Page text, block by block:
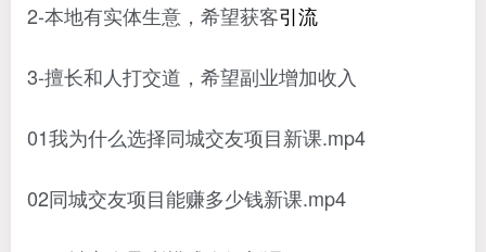
2-本地有实体生意，希望获客引流
3-擅长和人打交道，希望副业增加收入
01我为什么选择同城交友项目新课.mp4
02同城交友项目能赚多少钱新课.mp4